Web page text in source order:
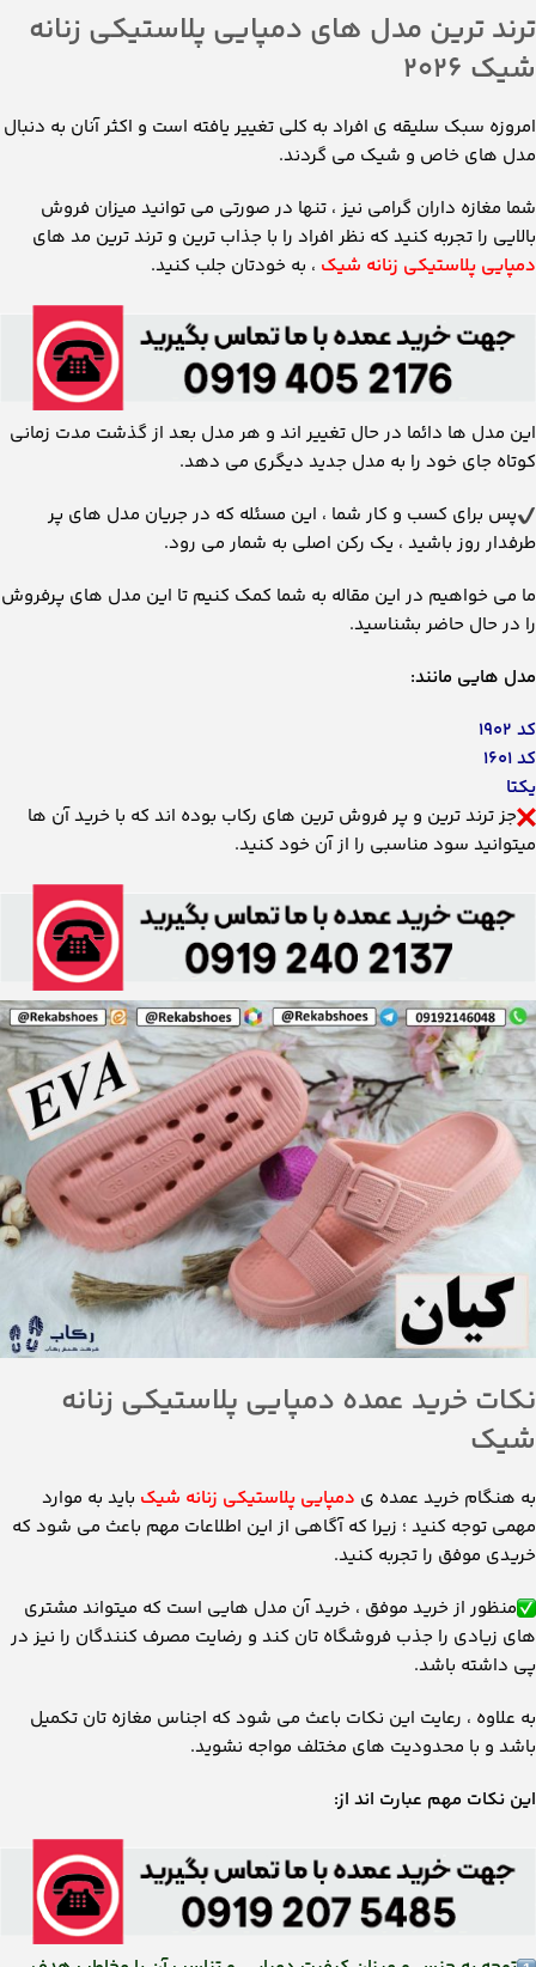
ترند ترین مدل های دمپایی پلاستیکی زنانه
شیک 2026
امروزه سبک سلیقه ی افراد به کلی تغییر یافته است و اکثر آنان به دنبال
مدل های خاص و شیک می گردند.
شما مغازه داران گرامی نیز ، تنها در صورتی می توانید میزان فروش
بالایی را تجربه کنید که نظر افراد را با جذاب ترین و ترند ترین مد های
دمپایی پلاستیکی زنانه شیک ، به خودتان جلب کنید.
این مدل ها دائما در حال تغییر اند و هر مدل بعد از گذشت مدت زمانی
کوتاه جای خود را به مدل جدید دیگری می دهد.
پس برای کسب و کار شما ، این مسئله که در جریان مدل های پر
طرفدار روز باشید ، یک رکن اصلی به شمار می رود.
ما می خواهیم در این مقاله به شما کمک کنیم تا این مدل های پرفروش
را در حال حاضر بشناسید.
مدل هایی مانند:
کد ۱۹۰۲
کد ۱۶۰۱
یکتا
جز ترند ترین و پر فروش ترین های رکاب بوده اند که با خرید آن ها
میتوانید سود مناسبی را از آن خود کنید.
نکات خرید عمده دمپایی پلاستیکی زنانه
شیک
به هنگام خرید عمده ی دمپایی پلاستیکی زنانه شیک باید به موارد
مهمی توجه کنید ؛ زیرا که آگاهی از این اطلاعات مهم باعث می شود که
خریدی موفق را تجربه کنید.
منظور از خرید موفق ، خرید آن مدل هایی است که میتواند مشتری
های زیادی را جذب فروشگاه تان کند و رضایت مصرف کنندگان را نیز در
پی داشته باشد.
به علاوه ، رعایت این نکات باعث می شود که اجناس مغازه تان تکمیل
باشد و با محدودیت های مختلف مواجه نشوید.
این نکات مهم عبارت اند از: